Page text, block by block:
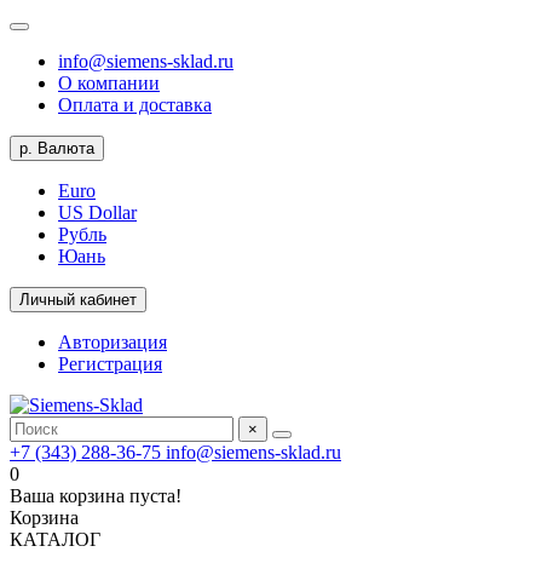
info@siemens-sklad.ru
О компании
Оплата и доставка
р. Валюта
Euro
US Dollar
Рубль
Юань
Личный кабинет
Авторизация
Регистрация
×
+7 (343) 288-36-75 info@siemens-sklad.ru
0
Ваша корзина пуста!
Корзина
КАТАЛОГ